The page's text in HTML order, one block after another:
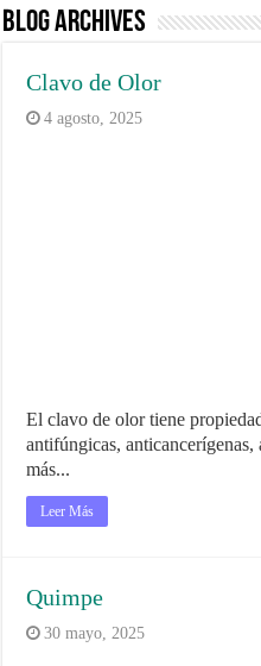
Blog Archives
Clavo de Olor
4 agosto, 2025
El clavo de olor tiene
antifúngicas,
más...
Leer Más
Quimpe
30 mayo, 2025